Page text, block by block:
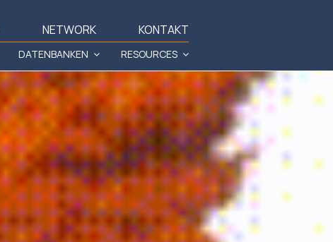
NETWORK KONTAKT
DATENBANKEN RESOURCES